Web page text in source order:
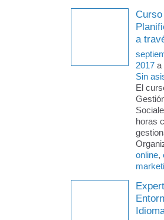
a
2017 a
Sin
El
horas
online,